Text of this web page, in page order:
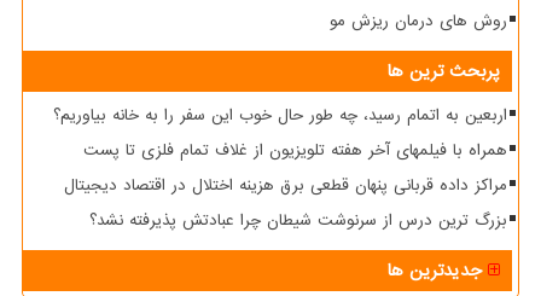
روش های درمان ریزش مو
پربحث ترین ها
اربعین به اتمام رسید، چه طور حال خوب این سفر را به خانه بیاوریم؟
همراه با فیلمهای آخر هفته تلویزیون از غلاف تمام فلزی تا پست
مراکز داده قربانی پنهان قطعی برق هزینه اختلال در اقتصاد دیجیتال
بزرگ ترین درس از سرنوشت شیطان چرا عبادتش پذیرفته نشد؟
جدیدترین ها